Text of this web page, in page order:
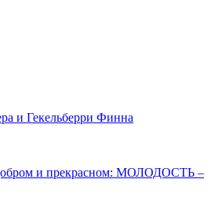
и Гекельберри Финна
и прекрасном: МОЛОДОСТЬ –